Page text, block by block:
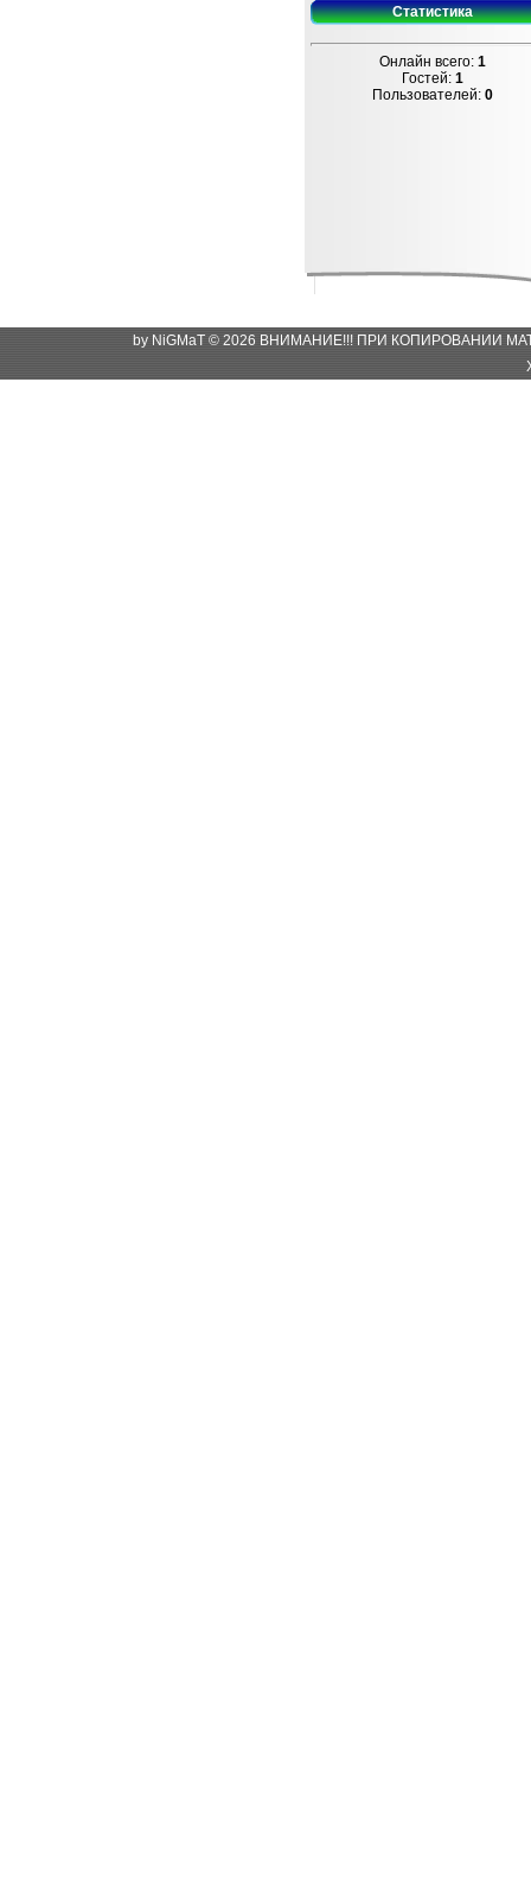
Статистика
Онлайн всего: 1
Гостей: 1
Пользователей: 0
by NiGMaT © 2026 ВНИМАНИЕ!!! ПРИ КОПИРОВАНИИ